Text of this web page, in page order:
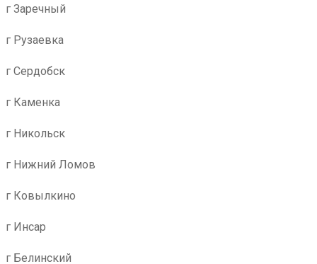
г Заречный
г Рузаевка
г Сердобск
г Каменка
г Никольск
г Нижний Ломов
г Ковылкино
г Инсар
г Белинский